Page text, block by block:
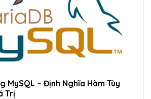
MySQL – Định Nghĩa Hàm Tùy
Trị